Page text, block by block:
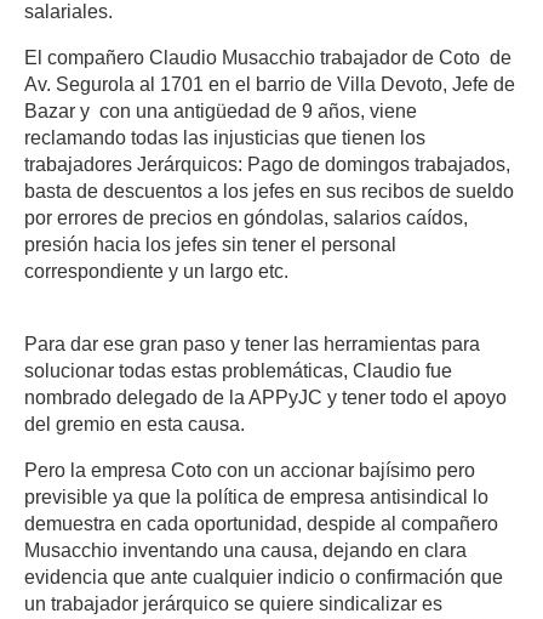
salariales.
El compañero Claudio Musacchio trabajador de Coto de
Av. Segurola al 1701 en el barrio de Villa Devoto, Jefe de
Bazar y con una antigüedad de 9 años, viene
reclamando todas las injusticias que tienen los
trabajadores Jerárquicos: Pago de domingos trabajados,
basta de descuentos a los jefes en sus recibos de sueldo
por errores de precios en góndolas, salarios caídos,
presión hacia los jefes sin tener el personal
correspondiente y un largo etc.
Para dar ese gran paso y tener las herramientas para
solucionar todas estas problemáticas, Claudio fue
nombrado delegado de la APPyJC y tener todo el apoyo
del gremio en esta causa.
Pero la empresa Coto con un accionar bajísimo pero
previsible ya que la política de empresa antisindical lo
demuestra en cada oportunidad, despide al compañero
Musacchio inventando una causa, dejando en clara
evidencia que ante cualquier indicio o confirmación que
un trabajador jerárquico se quiere sindicalizar es